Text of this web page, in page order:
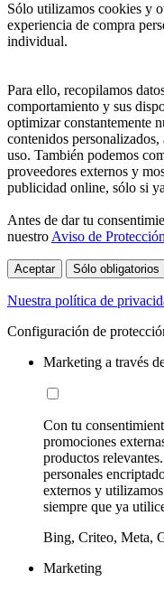
Sólo utilizamos cookies y
experiencia de compra
individual.
Para ello, recopilamos
comportamiento y sus
optimizar constantemente
contenidos
uso. También podemos
proveedores externos y
publicidad online, sólo si
Antes de dar tu
nuestro Aviso de
Aceptar Sólo obligatorios
Nuestra política de
Configuración de
Marketing a través
Con tu
promociones
productos
personales
externos y
siempre que ya
Bing, Criteo, Meta,
Marketing